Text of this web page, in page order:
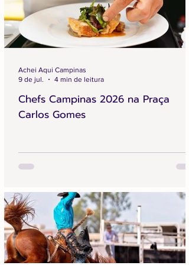
Chefs Campinas 2026 na Praça
Carlos Gomes
Achei Aqui Campinas
9 de jul.
4 min de leitura